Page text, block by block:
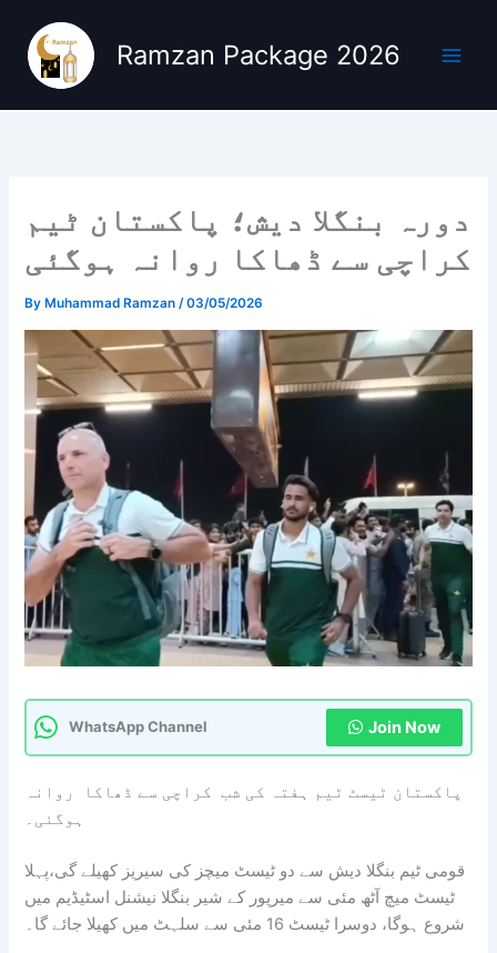
content
Ramzan Package 2026
دورہ بنگلا دیش؛ پاکستان ٹیم
کراچی سے ڈھاکا روانہ ہوگئی
By Muhammad Ramzan/03/05/2026
WhatsApp Channel Join Now
پاکستان ٹیسٹ ٹیم ہفتہ کی شب کراچی سے ڈھاکا روانہ
ہوگئی۔
قومی ٹیم بنگلا دیش سے دو ٹیسٹ میچز کی سیریز کھیلے گی،پہلا
ٹیسٹ میچ آٹھ مئی سے میرپور کے شیر بنگلا نیشنل اسٹیڈیم میں
شروع ہوگا، دوسرا ٹیسٹ 16 مئی سے سلہٹ میں کھیلا جائے گا۔